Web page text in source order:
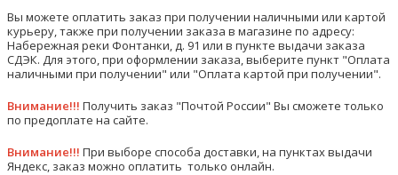
Вы можете оплатить заказ при получении наличными или картой
курьеру, также при получении заказа в магазине по адресу:
Набережная реки Фонтанки, д. 91 или в пункте выдачи заказа
СДЭК. Для этого, при оформлении заказа, выберите пункт "Оплата
наличными при получении" или "Оплата картой при получении".
Внимание!!! Получить заказ "Почтой России" Вы сможете только
по предоплате на сайте.
Внимание!!! При выборе способа доставки, на пунктах выдачи
Яндекс, заказ можно оплатить только онлайн.